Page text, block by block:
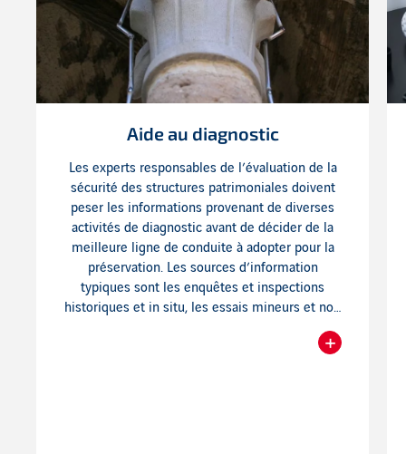
Aide au diagnostic
Les experts responsables de l’évaluation de la
sécurité des structures patrimoniales doivent
peser les informations provenant de diverses
activités de diagnostic avant de décider de la
meilleure ligne de conduite à adopter pour la
préservation. Les sources d’information
typiques sont les enquêtes et inspections
historiques et in situ, les essais mineurs et non
structures et l’analyse structurelle, entre Readmore
+